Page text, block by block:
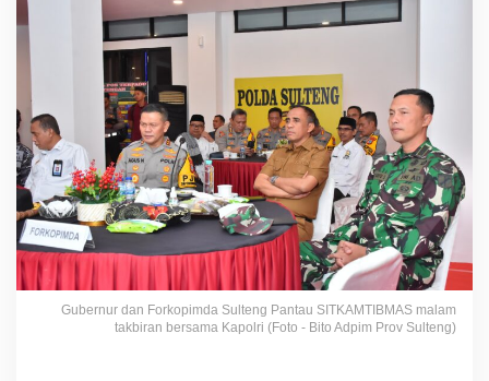
Gubernur dan Forkopimda Sulteng Pantau SITKAMTIBMAS malam
takbiran bersama Kapolri (Foto - Bito Adpim Prov Sulteng)